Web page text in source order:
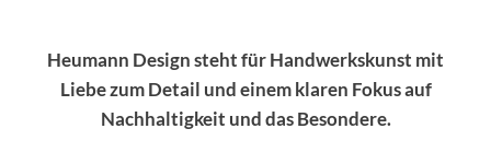
E
R
W
Heumann Design steht für Handwerkskunst mit
Liebe zum Detail und einem klaren Fokus auf
Nachhaltigkeit und das Besondere.